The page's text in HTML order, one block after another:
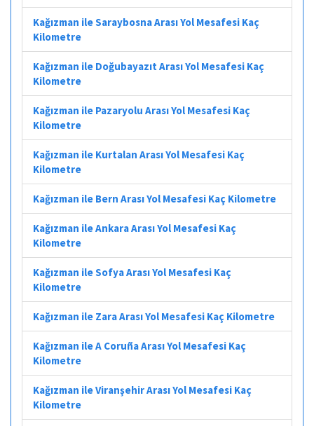
Kağızman ile Saraybosna Arası Yol Mesafesi Kaç
Kilometre
Kağızman ile Doğubayazıt Arası Yol Mesafesi Kaç
Kilometre
Kağızman ile Pazaryolu Arası Yol Mesafesi Kaç
Kilometre
Kağızman ile Kurtalan Arası Yol Mesafesi Kaç
Kilometre
Kağızman ile Bern Arası Yol Mesafesi Kaç Kilometre
Kağızman ile Ankara Arası Yol Mesafesi Kaç
Kilometre
Kağızman ile Sofya Arası Yol Mesafesi Kaç
Kilometre
Kağızman ile Zara Arası Yol Mesafesi Kaç Kilometre
Kağızman ile A Coruña Arası Yol Mesafesi Kaç
Kilometre
Kağızman ile Viranşehir Arası Yol Mesafesi Kaç
Kilometre